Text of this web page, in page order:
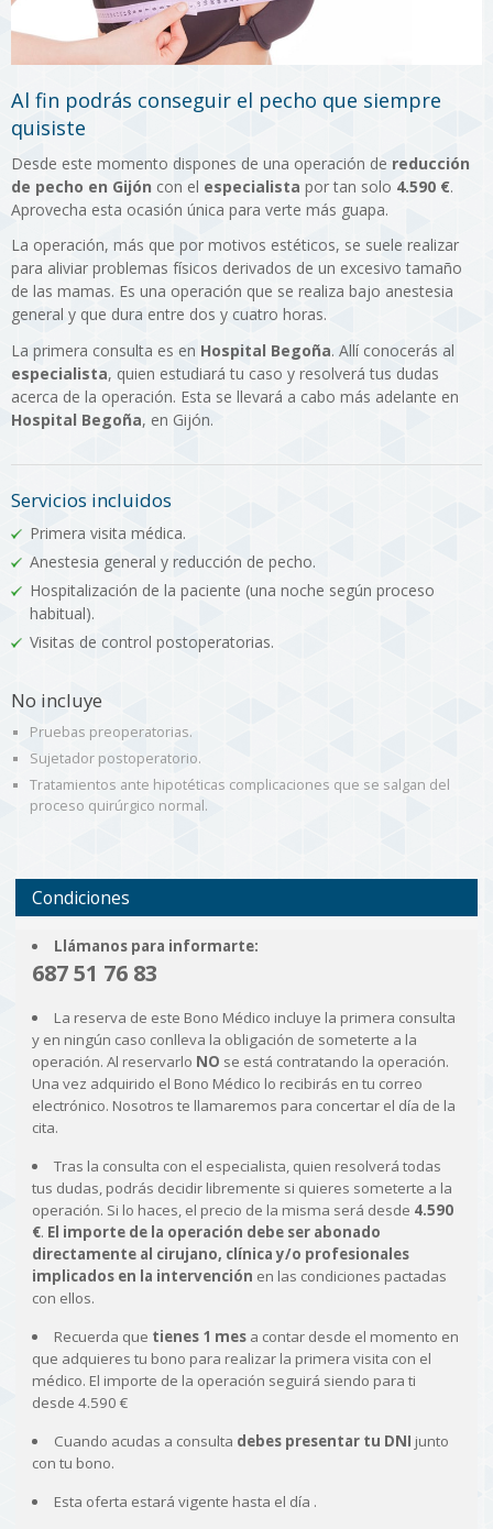
Al fin podrás conseguir el pecho que siempre
quisiste
Desde este momento dispones de una operación de reducción
de pecho en Gijón con el especialista por tan solo 4.590 €.
Aprovecha esta ocasión única para verte más guapa.
La operación, más que por motivos estéticos, se suele realizar
para aliviar problemas físicos derivados de un excesivo tamaño
de las mamas. Es una operación que se realiza bajo anestesia
general y que dura entre dos y cuatro horas.
La primera consulta es en Hospital Begoña. Allí conocerás al
especialista, quien estudiará tu caso y resolverá tus dudas
acerca de la operación. Esta se llevará a cabo más adelante en
Hospital Begoña, en Gijón.
Servicios incluidos
Primera visita médica.
Anestesia general y reducción de pecho.
Hospitalización de la paciente (una noche según proceso
habitual).
Visitas de control postoperatorias.
No incluye
Pruebas preoperatorias.
Sujetador postoperatorio.
Tratamientos ante hipotéticas complicaciones que se salgan del
proceso quirúrgico normal.
Condiciones
Llámanos para informarte:
687 51 76 83
La reserva de este Bono Médico incluye la primera consulta
y en ningún caso conlleva la obligación de someterte a la
operación. Al reservarlo NO se está contratando la operación.
Una vez adquirido el Bono Médico lo recibirás en tu correo
electrónico. Nosotros te llamaremos para concertar el día de la
cita.
Tras la consulta con el especialista, quien resolverá todas
tus dudas, podrás decidir libremente si quieres someterte a la
operación. Si lo haces, el precio de la misma será desde 4.590
€. El importe de la operación debe ser abonado
directamente al cirujano, clínica y/o profesionales
implicados en la intervención en las condiciones pactadas
con ellos.
Recuerda que tienes 1 mesa contar desde el momento en
que adquieres tu bono para realizar la primera visita con el
médico. El importe de la operación seguirá siendo para ti
desde 4.590 €
Cuando acudas a consulta debes presentar tu DNI junto
con tu bono.
Esta oferta estará vigente hasta el día .